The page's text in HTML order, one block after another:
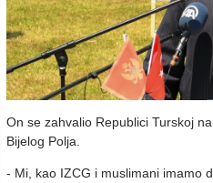
On se zahvalio Republici Turskoj
Bijelog Polja.
- Mi, kao IZCG i muslimani imamo